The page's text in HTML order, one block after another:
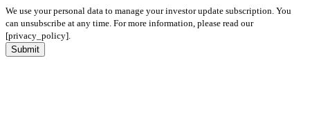
We use your personal data to manage your investor update subscription. You
can unsubscribe at any time. For more information, please read our
[privacy_policy].
Submit